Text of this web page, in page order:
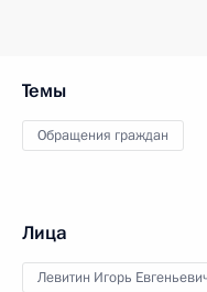
Темы
Обращения граждан
Лица
Левитин Игорь